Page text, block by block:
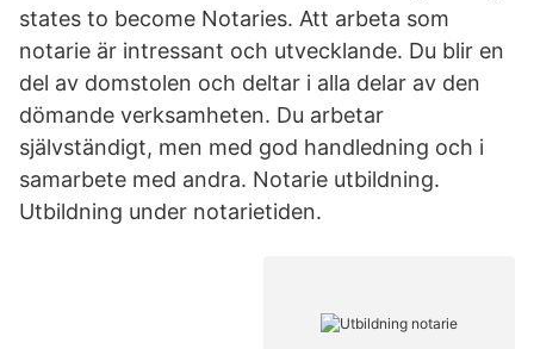
states to become Notaries. Att arbeta som
notarie är intressant och utvecklande. Du blir en
del av domstolen och deltar i alla delar av den
dömande verksamheten. Du arbetar
självständigt, men med god handledning och i
samarbete med andra. Notarie utbildning.
Utbildning under notarietiden.